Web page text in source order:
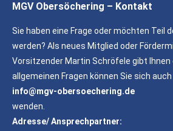
MGV Obersöchering – Kontakt
Sie haben eine Frage oder möchten Teil
werden? Als neues Mitglied oder
Vorsitzender Martin Schröfele gibt Ihnen
allgemeinen Fragen können Sie sich auch
info@mgv-obersoechering.de
wenden.
Adresse/ Ansprechpartner: